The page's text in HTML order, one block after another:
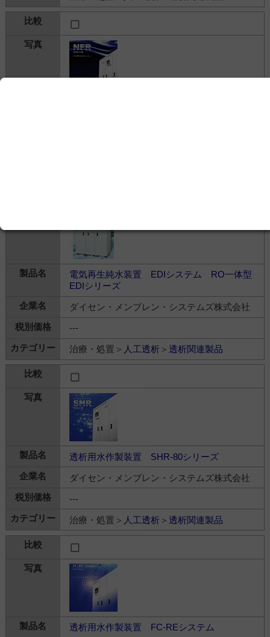
電気再生純水装置 EDIシステム RO一体型
EDIシリーズ
ダイセン・メンブレン・システムズ株式会社
---
治療・処置＞ 人工透析＞ 透析関連製品
透析用水作製装置 SHR-80シリーズ
ダイセン・メンブレン・システムズ株式会社
---
治療・処置＞ 人工透析＞ 透析関連製品
透析用水作製装置 FC-REシステム